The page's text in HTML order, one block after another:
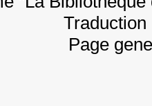
Page